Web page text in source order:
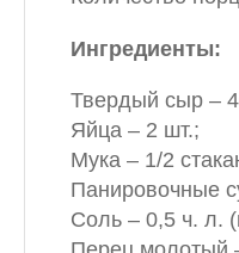
Ингредиенты:
Твердый сыр –
Яйца – 2 шт.;
Мука – 1/2
Панировочные
Соль – 0,5 ч. л.